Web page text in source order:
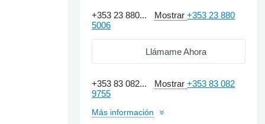
+353 23 880... Mostrar+353 23 880
5006
Llámame Ahora
+353 83 082... Mostrar+353 83 082
9755
Más información